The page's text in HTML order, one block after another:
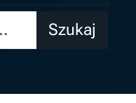
Szukaj